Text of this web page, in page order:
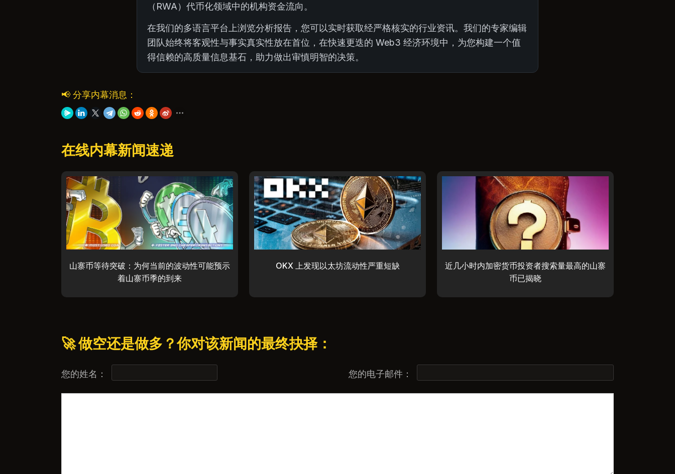
（RWA）代币化领域中的机构资金流向。
在我们的多语言平台上浏览分析报告，您可以实时获取经严格核实的行业资讯。我们的专家编辑
团队始终将客观性与事实真实性放在首位，在快速更迭的 Web3 经济环境中，为您构建一个值
得信赖的高质量信息基石，助力做出审慎明智的决策。
📢 分享内幕消息：
在线内幕新闻速递
山寨币等待突破：为何当前的波动性可能预示
着山寨币季的到来
OKX 上发现以太坊流动性严重短缺
近几小时内加密货币投资者搜索量最高的山寨
币已揭晓
🚀 做空还是做多？你对该新闻的最终抉择：
您的姓名： 您的电子邮件：